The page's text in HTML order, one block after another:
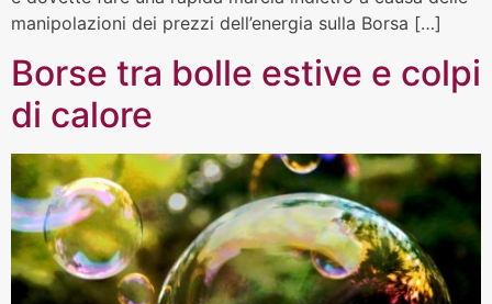
manipolazioni dei prezzi dell’energia sulla Borsa […]
Borse tra bolle estive e colpi
di calore